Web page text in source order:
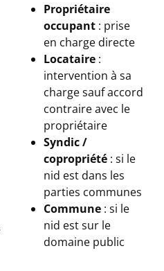
Propriétaire
occupant : prise
en charge directe
Locataire :
intervention à sa
charge sauf accord
contraire avec le
propriétaire
Syndic /
copropriété : si le
nid est dans les
parties communes
Commune : si le
nid est sur le
domaine public